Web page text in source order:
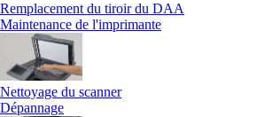
Remplacement du tiroir du DAA
Maintenance de l'imprimante
Nettoyage du scanner
Dépannage